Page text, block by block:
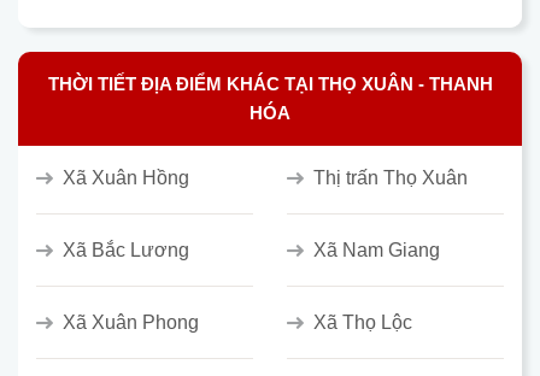
THỜI TIẾT ĐỊA ĐIỂM KHÁC TẠI THỌ XUÂN - THANH
HÓA
Xã Xuân Hồng Thị trấn Thọ Xuân
Xã Bắc Lương Xã Nam Giang
Xã Xuân Phong Xã Thọ Lộc